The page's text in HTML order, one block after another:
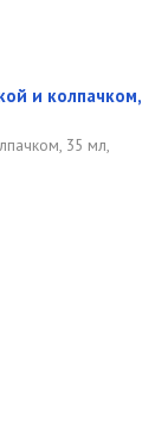
и колпачком,
35 мл,